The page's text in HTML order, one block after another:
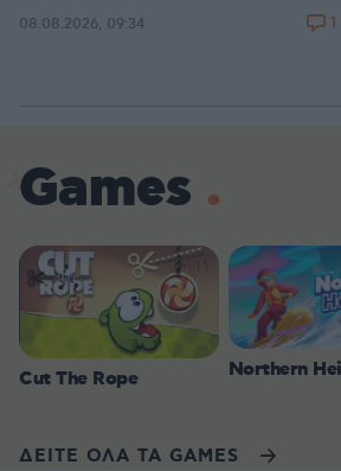
08.08.2026, 09:34 1
Games
Cut The Rope Northern
ΔΕΙΤΕ ΟΛΑ ΤΑ GAMES